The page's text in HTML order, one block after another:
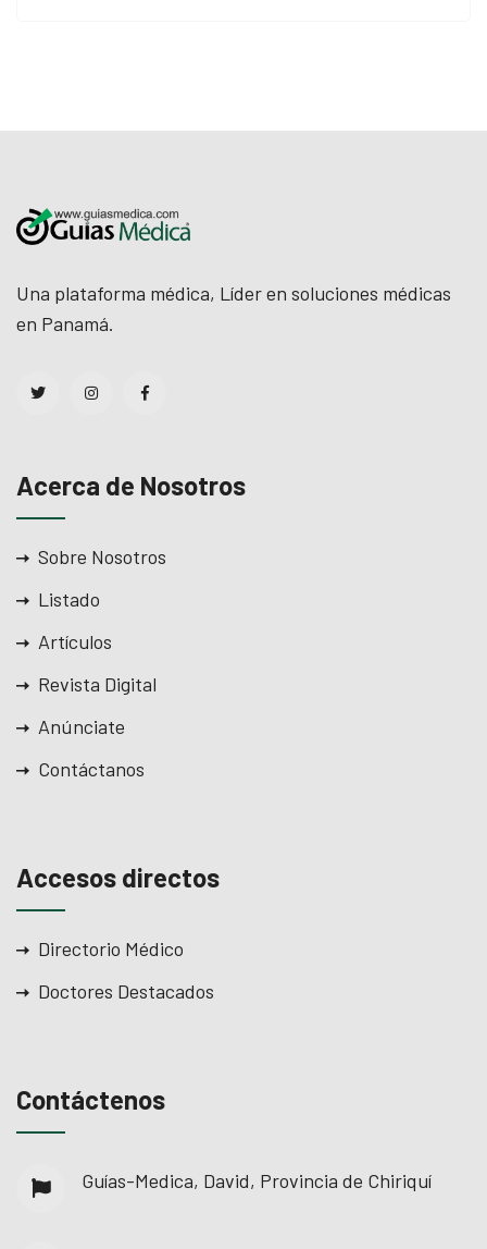
Una plataforma médica, Líder en soluciones médicas
en Panamá.
Acerca de Nosotros
Sobre Nosotros
Listado
Artículos
Revista Digital
Anúnciate
Contáctanos
Accesos directos
Directorio Médico
Doctores Destacados
Contáctenos
Guías-Medica, David, Provincia de Chiriquí